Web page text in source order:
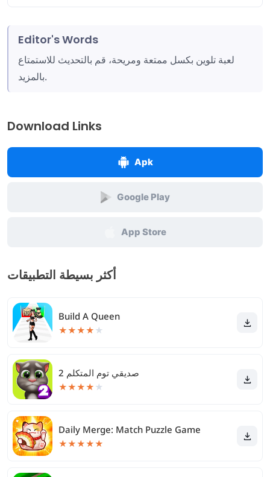
Editor's Words
لعبة تلوين بكسل ممتعة ومريحة، قم بالتحديث للاستمتاع
بالمزيد.
Download Links
Apk
Google Play
App Store
أكثر بسيطة التطبيقات
Build A Queen
★★★★ ★
صديقي توم المتكلم 2
★★★★ ★
Daily Merge: Match Puzzle Game
★★★★★